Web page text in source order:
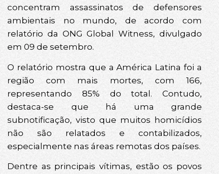
concentram assassinatos de defensores
ambientais no mundo, de acordo com
relatório da ONG Global Witness, divulgado
em 09 de setembro.
O relatório mostra que a América Latina foi a
região com mais mortes, com 166,
representando 85% do total. Contudo,
destaca-se que há uma grande
subnotificação, visto que muitos homicídios
não são relatados e contabilizados,
especialmente nas áreas remotas dos países.
Dentre as principais vítimas, estão os povos